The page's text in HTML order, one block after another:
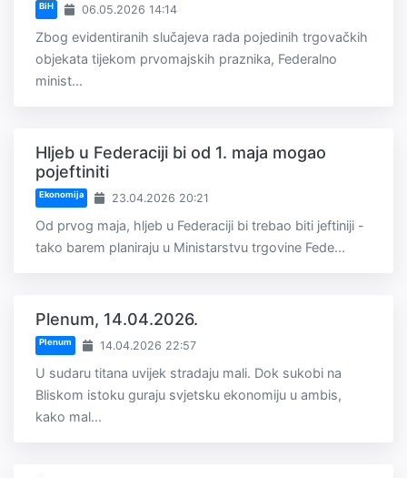
BiH 06.05.2026 14:14
Zbog evidentiranih slučajeva rada pojedinih trgovačkih
objekata tijekom prvomajskih praznika, Federalno
minist...
Hljeb u Federaciji bi od 1. maja mogao
pojeftiniti
Ekonomija 23.04.2026 20:21
Od prvog maja, hljeb u Federaciji bi trebao biti jeftiniji -
tako barem planiraju u Ministarstvu trgovine Fede...
Plenum, 14.04.2026.
Plenum 14.04.2026 22:57
U sudaru titana uvijek stradaju mali. Dok sukobi na
Bliskom istoku guraju svjetsku ekonomiju u ambis,
kako mal...